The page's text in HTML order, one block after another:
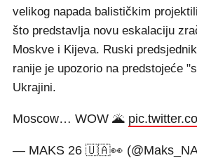
velikog napada balističkim
što predstavlja novu eskalaciju
Moskve i Kijeva. Ruski
ranije je upozorio na predstojeće
Ukrajini.
Moscow… WOW 🌋
— MAKS 26 🇺🇦👀